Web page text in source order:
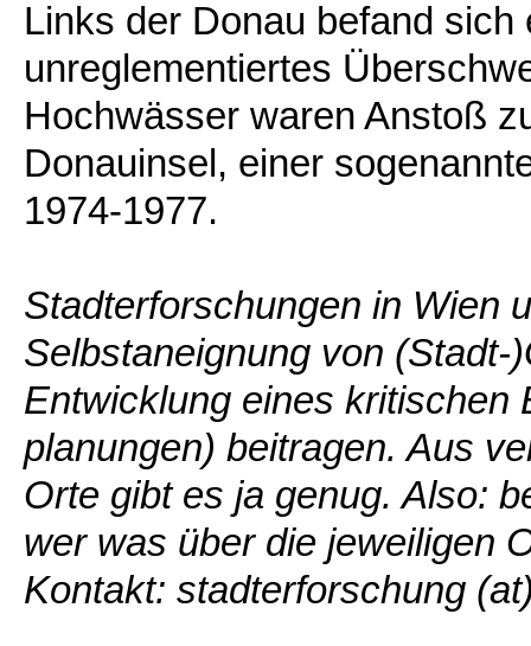
Links der Donau befand sich
unreglementiertes
Hochwässer waren Anstoß
Donauinsel, einer
1974-1977.
Stadterforschungen in Wien
Selbstaneignung von (Stadt-
Entwicklung eines kritischen
planungen) beitragen. Aus
Orte gibt es ja genug. Also:
wer was über die jeweiligen
Kontakt: stadterforschung